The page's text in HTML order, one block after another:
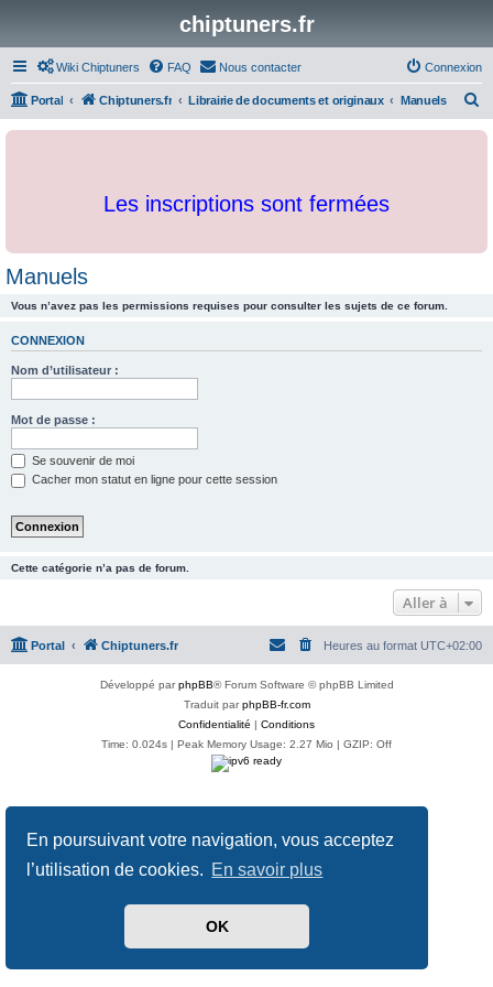
En poursuivant votre navigation, vous acceptez
l’utilisation de cookies. En savoir plus
OK
chiptuners.fr
Wiki Chiptuners FAQ Nous contacter Connexion
Portal Chiptuners.fr Librairie de documents et originaux Manuels
c
Les inscriptions sont fermées
Manuels
Vous n’avez pas les permissions requises pour consulter les sujets de ce forum.
CONNEXION
Nom d’utilisateur :
Mot de passe :
Se souvenir de moi
Cacher mon statut en ligne pour cette session
Cette catégorie n’a pas de forum.
Aller à
Portal Chiptuners.fr Heures au format UTC+02:00
Développé parphpBB® Forum Software © phpBB Limited
Traduit parphpBB-fr.com
Confidentialité | Conditions
Time: 0.024s | Peak Memory Usage: 2.27 Mio | GZIP: Off